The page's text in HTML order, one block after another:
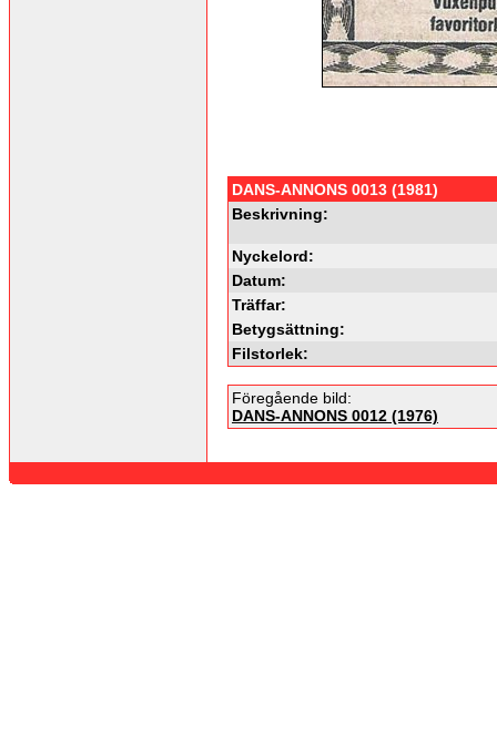
DANS-ANNONS 0013 (1981)
Beskrivning:
Nyckelord:
Datum:
Träffar:
Betygsättning:
Filstorlek:
Föregående bild:
DANS-ANNONS 0012 (1976)